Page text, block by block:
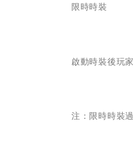
限時時裝
啟動時裝後玩
注：限時時裝